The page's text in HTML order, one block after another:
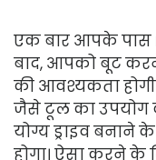
एक बार आपके पास
बाद, आपको बूट करने
की आवश्यकता
जैसे टूल का उपयोग
योग्य ड्राइव
होगा। ऐसा करने के